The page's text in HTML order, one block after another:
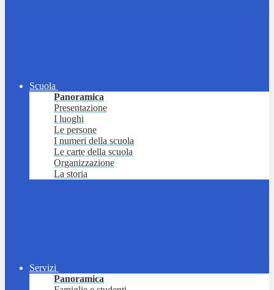
Scuola
Panoramica
Presentazione
I luoghi
Le persone
I numeri della scuola
Le carte della scuola
Organizzazione
La storia
Servizi
Panoramica